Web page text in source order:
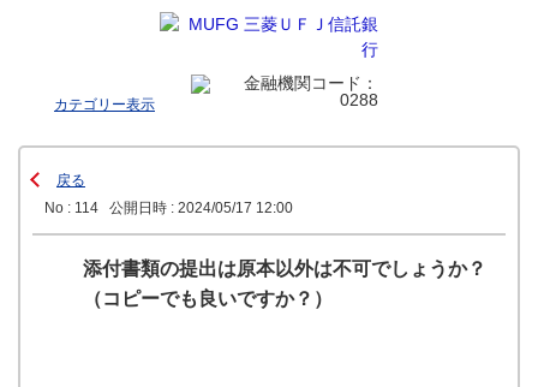
カテゴリー表示
戻る
No : 114
公開日時 : 2024/05/17 12:00
添付書類の提出は原本以外は不可でしょうか？
（コピーでも良いですか？）